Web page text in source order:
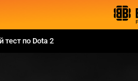
тест по Dota 2